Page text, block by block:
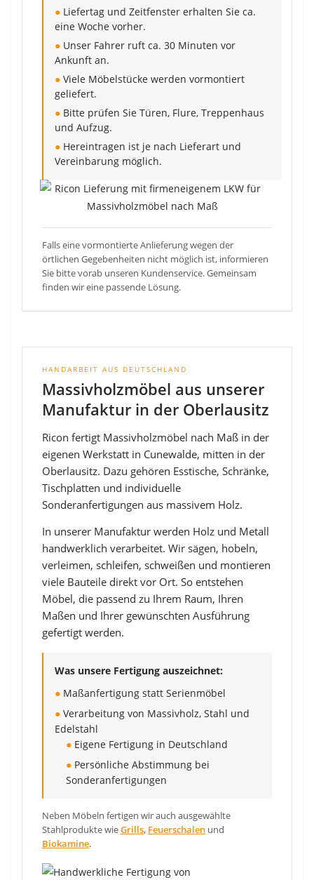
● Liefertag und Zeitfenster erhalten Sie ca.
eine Woche vorher.
● Unser Fahrer ruft ca. 30 Minuten vor
Ankunft an.
● Viele Möbelstücke werden vormontiert
geliefert.
● Bitte prüfen Sie Türen, Flure, Treppenhaus
und Aufzug.
● Hereintragen ist je nach Lieferart und
Vereinbarung möglich.
Falls eine vormontierte Anlieferung wegen der
örtlichen Gegebenheiten nicht möglich ist, informieren
Sie bitte vorab unseren Kundenservice. Gemeinsam
finden wir eine passende Lösung.
HANDARBEIT AUS DEUTSCHLAND
Massivholzmöbel aus unserer
Manufaktur in der Oberlausitz
Ricon fertigt Massivholzmöbel nach Maß in der
eigenen Werkstatt in Cunewalde, mitten in der
Oberlausitz. Dazu gehören Esstische, Schränke,
Tischplatten und individuelle
Sonderanfertigungen aus massivem Holz.
In unserer Manufaktur werden Holz und Metall
handwerklich verarbeitet. Wir sägen, hobeln,
verleimen, schleifen, schweißen und montieren
viele Bauteile direkt vor Ort. So entstehen
Möbel, die passend zu Ihrem Raum, Ihren
Maßen und Ihrer gewünschten Ausführung
gefertigt werden.
Was unsere Fertigung auszeichnet:
● Maßanfertigung statt Serienmöbel
● Verarbeitung von Massivholz, Stahl und
Edelstahl
● Eigene Fertigung in Deutschland
● Persönliche Abstimmung bei
Sonderanfertigungen
Neben Möbeln fertigen wir auch ausgewählte
Stahlprodukte wieGrills, Feuerschalen und
Biokamine.